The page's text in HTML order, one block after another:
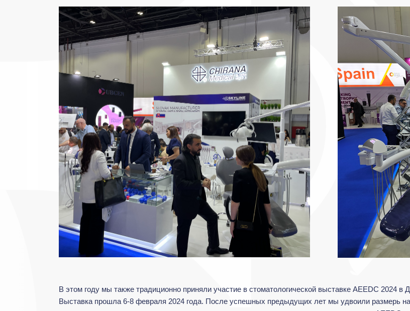
В этом году мы также традиционно приняли участие в стоматологической выставке AEEDC 2024
Выставка прошла 6-8 февраля 2024 года. После успешных предыдущих лет мы удвоили размерь